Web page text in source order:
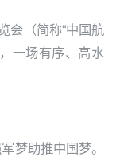
会（简称“中国航
一场有序、高水
梦助推中国梦。